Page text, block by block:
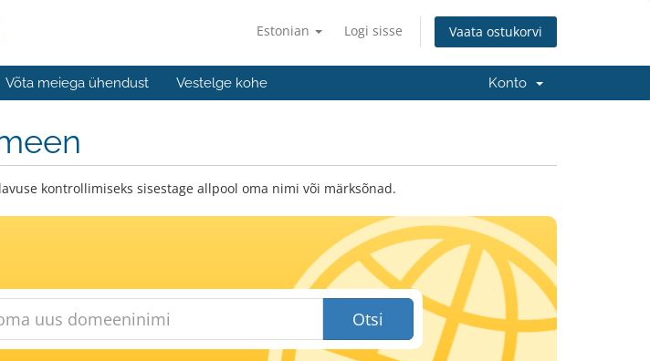
Estonian Logi sisse Vaata ostukorvi
Võta meiega ühendust Vestelge kohe Konto
kontrollimiseks sisestage allpool oma nimi või märksõnad.
Otsi